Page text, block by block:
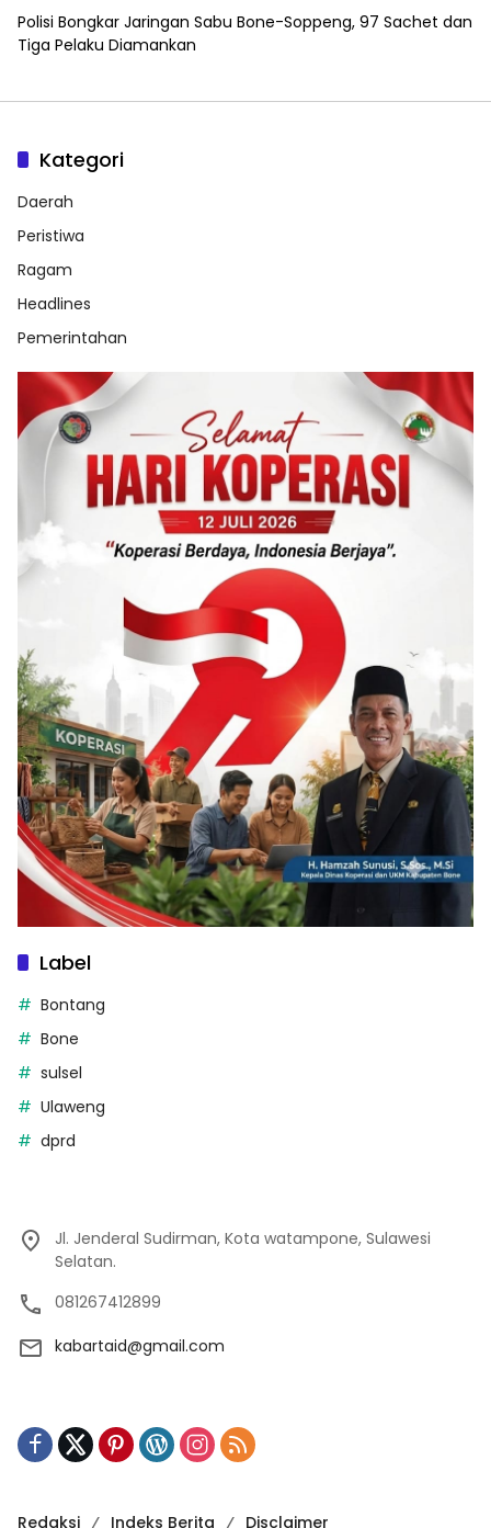
Polisi Bongkar Jaringan Sabu Bone-Soppeng, 97 Sachet dan
Tiga Pelaku Diamankan
Kategori
Daerah
Peristiwa
Ragam
Headlines
Pemerintahan
Label
Bontang
Bone
sulsel
Ulaweng
dprd
Jl. Jenderal Sudirman, Kota watampone, Sulawesi
Selatan.
081267412899
kabartaid@gmail.com
Redaksi Indeks Berita Disclaimer